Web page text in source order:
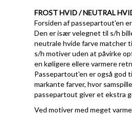
FROST HVID / NEUTRAL
Forsiden af passepartout'en
Den er især velegnet til s/h
neutrale hvide farve matcher
s/h motiver uden at påvirke
en køligere ellere varmere
Passepartout'en er også god
markante farver, hvor
passepartout giver et ekstra
Ved motiver med meget